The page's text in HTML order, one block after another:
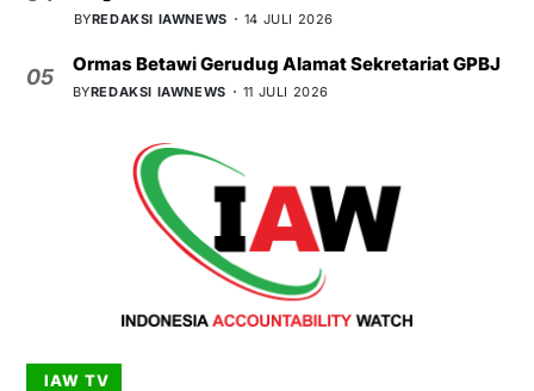
BYREDAKSI IAWNEWS 14 JULI 2026
05
Ormas Betawi Gerudug Alamat Sekretariat GPBJ
BYREDAKSI IAWNEWS 11 JULI 2026
IAW TV